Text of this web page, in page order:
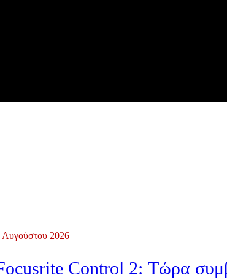
Αυγούστου 2026
Control 2: Τώρα